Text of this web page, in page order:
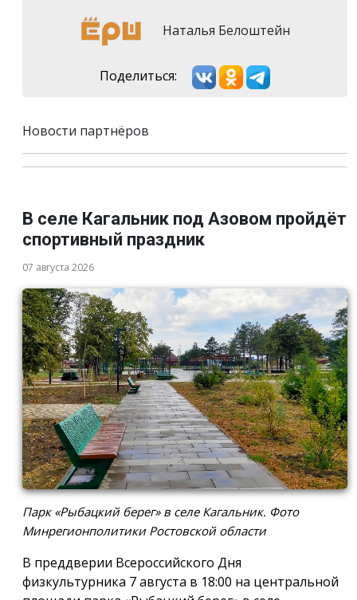
Наталья Белоштейн
Поделиться:
Новости партнёров
В селе Кагальник под Азовом пройдёт
спортивный праздник
07 августа 2026
Парк «Рыбацкий берег» в селе Кагальник. Фото
Минрегионполитики Ростовской области
В преддверии Всероссийского Дня
физкультурника 7 августа в 18:00 на центральной